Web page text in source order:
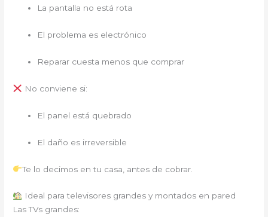
La pantalla no está rota
El problema es electrónico
Reparar cuesta menos que comprar
No conviene si:
El panel está quebrado
El daño es irreversible
Te lo decimos en tu casa, antes de cobrar.
Ideal para televisores grandes y montados en pared
Las TVs grandes: